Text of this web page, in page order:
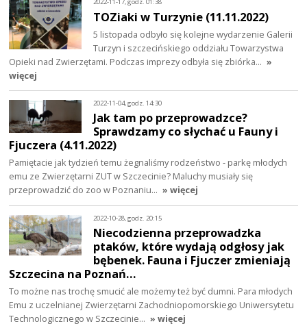
TOZiaki w Turzynie (11.11.2022)
5 listopada odbyło się kolejne wydarzenie Galerii
Turzyn i szczecińskiego oddziału Towarzystwa
Opieki nad Zwierzętami. Podczas imprezy odbyła się zbiórka… »
więcej
2022-11-04, godz. 14:30
Jak tam po przeprowadzce?
Sprawdzamy co słychać u Fauny i
Fjuczera (4.11.2022)
Pamiętacie jak tydzień temu żegnaliśmy rodzeństwo - parkę młodych
emu ze Zwierzętarni ZUT w Szczecinie? Maluchy musiały się
przeprowadzić do zoo w Poznaniu… » więcej
2022-10-28, godz. 20:15
Niecodzienna przeprowadzka
ptaków, które wydają odgłosy jak
bębenek. Fauna i Fjuczer zmieniają
Szczecina na Poznań…
To możne nas trochę smucić ale możemy też być dumni. Para młodych
Emu z uczelnianej Zwierzętarni Zachodniopomorskiego Uniwersytetu
Technologicznego w Szczecinie… » więcej